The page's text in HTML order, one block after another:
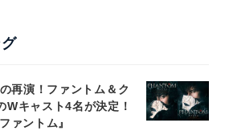
再演！ファントム＆ク
Wキャスト4名が決定！
ァントム』